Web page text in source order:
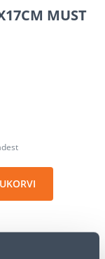
MUST